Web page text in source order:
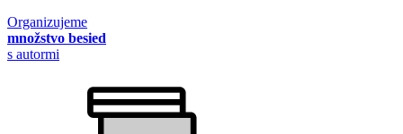
Organizujeme
množstvo besied
s autormi